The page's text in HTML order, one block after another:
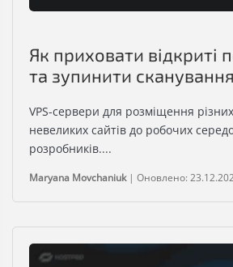
Як приховати відкриті
та зупинити
VPS-сервери для розміщення різних
невеликих сайтів до робочих
розробників....
Maryana Movchaniuk| Оновлено: